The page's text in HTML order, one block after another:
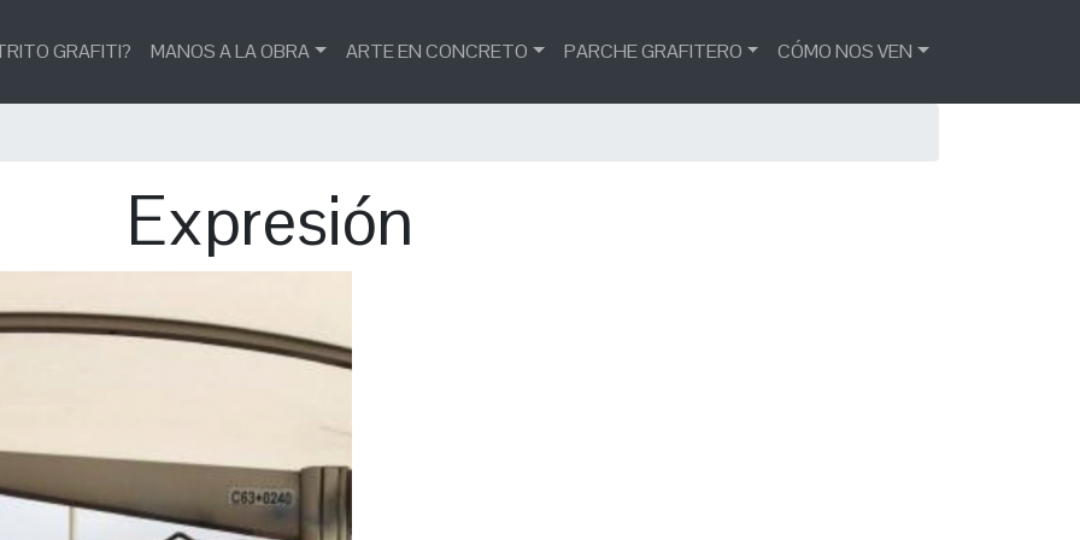
GRAFITI? MANOS A LA OBRA ARTE EN CONCRETO PARCHE GRAFITERO CÓMO NOS VEN
Expresión